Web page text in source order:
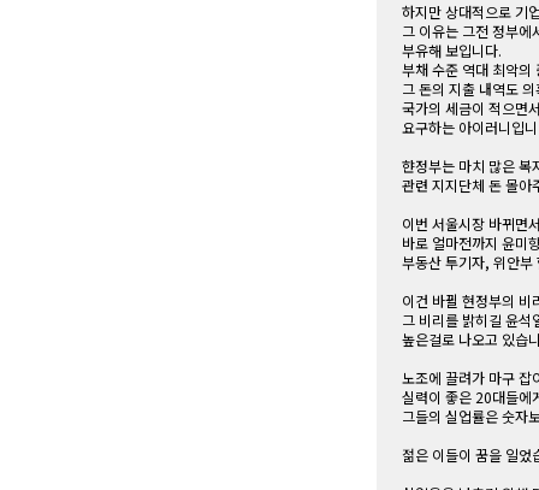
하지만 상대적으로 기
그 이유는 그전 정부에
부유해 보입니다.
부채 수준 역대 최악의
그 돈의 지출 내역도
국가의 세금이 적으면
요구하는 아이러니입
햔정부는 마치 많은 복
관련 지지단체 돈 몰아
이번 서울시장 바뀌면
바로 얼마전까지 윤미
부동산 투기자, 위안부
이건 바뀔 현정부의
그 비리를 밝히길 윤석
높은걸로 나오고 있습
노조에 끌려가 마구 잡
실력이 좋은 20대들에
그들의 실업률은 숫자
젊은 이들이 꿈을 일었